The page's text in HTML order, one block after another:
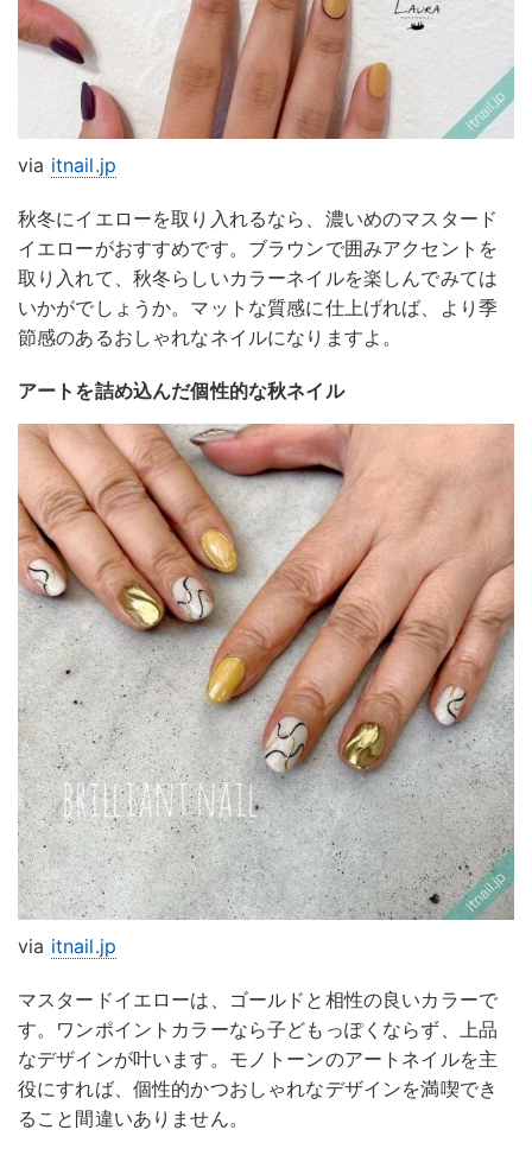
via itnail.jp
秋冬にイエローを取り入れるなら、濃いめのマスタード
イエローがおすすめです。ブラウンで囲みアクセントを
取り入れて、秋冬らしいカラーネイルを楽しんでみては
いかがでしょうか。マットな質感に仕上げれば、より季
節感のあるおしゃれなネイルになりますよ。
アートを詰め込んだ個性的な秋ネイル
via itnail.jp
マスタードイエローは、ゴールドと相性の良いカラーで
す。ワンポイントカラーなら子どもっぽくならず、上品
なデザインが叶います。モノトーンのアートネイルを主
役にすれば、個性的かつおしゃれなデザインを満喫でき
ること間違いありません。